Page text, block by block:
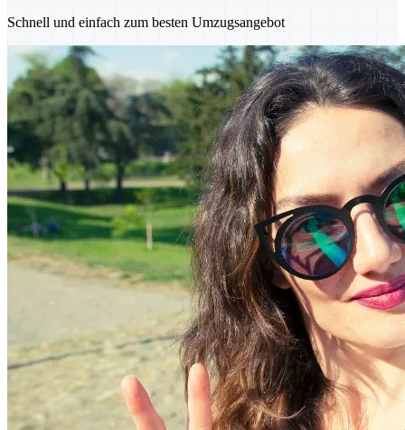
Schnell und einfach zum besten Umzugsangebot